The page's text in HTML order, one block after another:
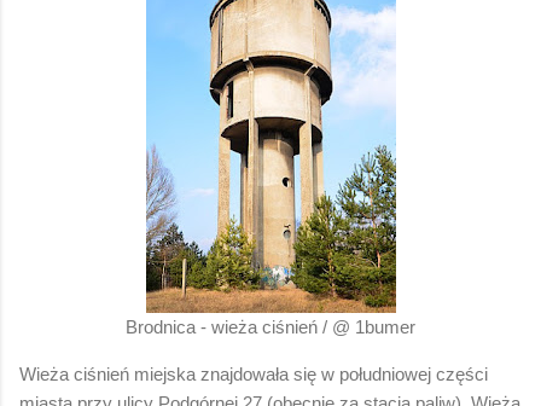
Brodnica - wieża ciśnień / @ 1bumer
Wieża ciśnień miejska znajdowała się w południowej części